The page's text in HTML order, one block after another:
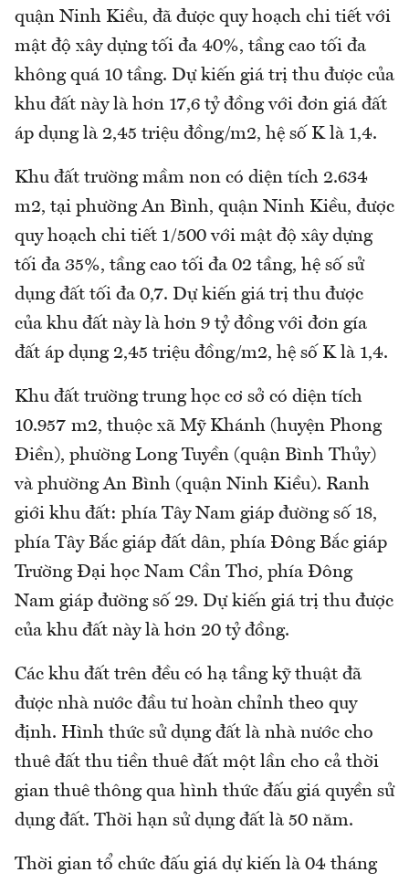
quận Ninh Kiều, đã được quy hoạch chi tiết với
mật độ xây dựng tối đa 40%, tầng cao tối đa
không quá 10 tầng. Dự kiến giá trị thu được của
khu đất này là hơn 17,6 tỷ đồng với đơn giá đất
áp dụng là 2,45 triệu đồng/m2, hệ số K là 1,4.
Khu đất trường mầm non có diện tích 2.634
m2, tại phường An Bình, quận Ninh Kiều, được
quy hoạch chi tiết 1/500 với mật độ xây dựng
tối đa 35%, tầng cao tối đa 02 tầng, hệ số sử
dụng đất tối đa 0,7. Dự kiến giá trị thu được
của khu đất này là hơn 9 tỷ đồng với đơn gía
đất áp dụng 2,45 triệu đồng/m2, hệ số K là 1,4.
Khu đất trường trung học cơ sở có diện tích
10.957 m2, thuộc xã Mỹ Khánh (huyện Phong
Điền), phường Long Tuyền (quận Bình Thủy)
và phường An Bình (quận Ninh Kiều). Ranh
giới khu đất: phía Tây Nam giáp đường số 18,
phía Tây Bắc giáp đất dân, phía Đông Bắc giáp
Trường Đại học Nam Cần Thơ, phía Đông
Nam giáp đường số 29. Dự kiến giá trị thu được
của khu đất này là hơn 20 tỷ đồng.
Các khu đất trên đều có hạ tầng kỹ thuật đã
được nhà nước đầu tư hoàn chỉnh theo quy
định. Hình thức sử dụng đất là nhà nước cho
thuê đất thu tiền thuê đất một lần cho cả thời
gian thuê thông qua hình thức đấu giá quyền sử
dụng đất. Thời hạn sử dụng đất là 50 năm.
Thời gian tổ chức đấu giá dự kiến là 04 tháng